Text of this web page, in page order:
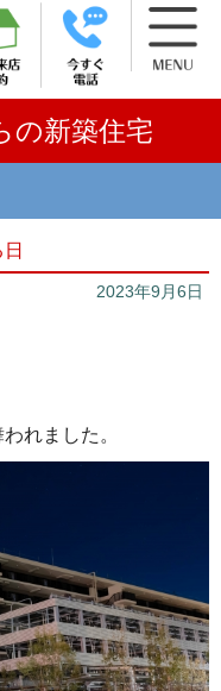
の新築住宅
2023年9月6日
れました。